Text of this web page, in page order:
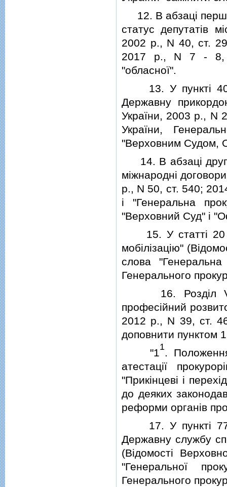
12. В абзацi
статус депутатiв
2002 р., N 40, ст.
2017 р., N 7 - 8,
"обласної".
13. У пунктi 40
Державну
України, 2003 р., N
України,
"Верховним Судом,
14. В абзацi
мiжнароднi
р., N 50, ст. 540;
i "Генеральна
"Верховний Суд" i
15. У статтi 20
мобiлiзацiю"
слова
Генерального
16. Роздiл V
професiйний
2012 р., N 39, ст.
доповнити пунктом 1
"11.
атестацiї
"Прикiнцевi i
до деяких
реформи органiв
17. У пунктi 77
Державну службу
(Вiдомостi
"Генеральної
Генерального